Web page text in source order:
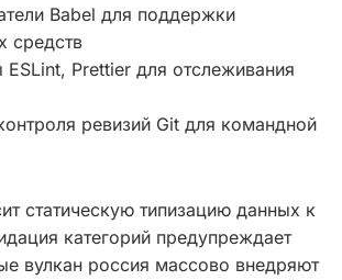
Babel для поддержки
средств
ESLint, Prettier для отслеживания
ревизий Git для командной
статическую типизацию данных к
категорий предупреждает
вулкан россия массово внедряют